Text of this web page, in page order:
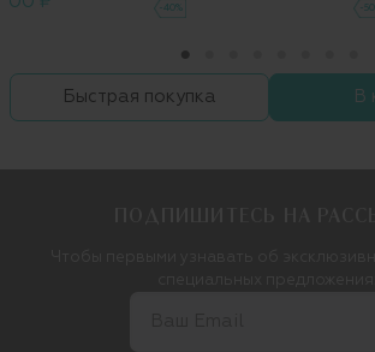
-40% -
Быстрая покупка В